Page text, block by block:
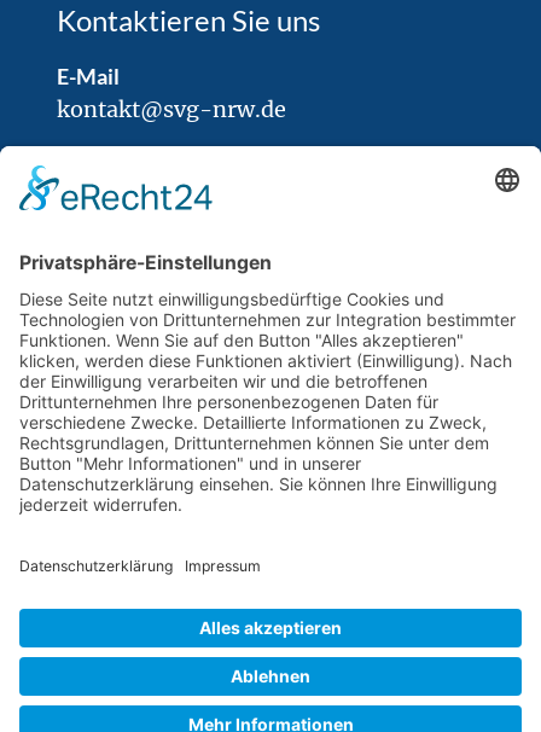
Kontaktieren Sie uns
E-Mail
kontakt@svg-nrw.de
Rufnummer
0049 (0) 9187 – 9213500
SVG Euro-Zert GmbH
Oberer Markt 21
D-90518 Altdorf b. Nürnberg
Rechtliches
Rechtswesen
SV Datenbank
Beschwerdestelle
Impressum
Datenschutzerklärung
Cookie-Richtlinie (EU)